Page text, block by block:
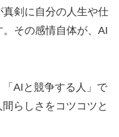
剣に自分の人生や仕
その感情自体が、AI
AIと競争する人」で
らしさをコツコツと